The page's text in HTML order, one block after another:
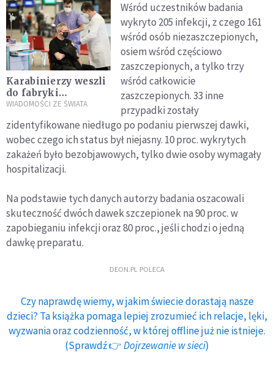
Karabinierzy weszli
do fabryki
szczepionki firmy
Rzymie
WIADOMOŚCI ZE ŚWIATA
Wśród uczestników badania
wykryto 205 infekcji, z czego 161
wśród osób niezaszczepionych,
osiem wśród częściowo
zaszczepionych, a tylko trzy
wśród całkowicie
zaszczepionych. 33 inne
przypadki zostały
zidentyfikowane niedługo po podaniu pierwszej dawki,
wobec czego ich status był niejasny. 10 proc. wykrytych
zakażeń było bezobjawowych, tylko dwie osoby wymagały
hospitalizacji.
Na podstawie tych danych autorzy badania oszacowali
skuteczność dwóch dawek szczepionek na 90 proc. w
zapobieganiu infekcji oraz 80 proc., jeśli chodzi o jedną
dawkę preparatu.
DEON.PL POLECA
Czy naprawdę wiemy, w jakim świecie dorastają nasze
dzieci? Ta książka pomaga lepiej zrozumieć ich relacje, lęki,
wyzwania oraz codzienność, w której offline już nie istnieje.
(Sprawdź 👉Dojrzewanie w sieci)